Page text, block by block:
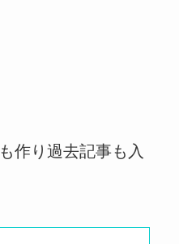
も作り過去記事も入